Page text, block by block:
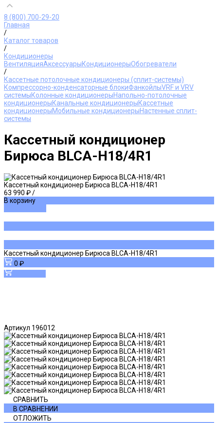
8 (800) 700-29-20
Главная
/
Каталог товаров
/
Кондиционеры
ВентиляцияАксессуарыКондиционерыОбогреватели
/
Кассетные потолочные кондиционеры (сплит-системы)
Компрессорно-конденсаторные блокиФанкойлыVRF и VRV
системыКолонные кондиционерыНапольно-потолочные
кондиционерыКанальные кондиционерыКассетные
кондиционерыМобильные кондиционерыНастенные сплит-
системы
Кассетный кондиционер
Бирюса BLCA-H18/4R1
Кассетный кондиционер Бирюса BLCA-H18/4R1
63 990 ₽/
В корзину
Кассетный кондиционер Бирюса BLCA-H18/4R1
0 ₽
Артикул 196012
СРАВНИТЬ
В СРАВНЕНИИ
ОТЛОЖИТЬ